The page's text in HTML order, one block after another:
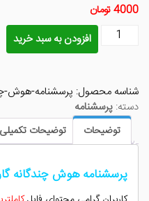
4000 تومان
پرسشنامه
عدد
افزودن به سبد خرید
شناسه محصول: پرسشنامه-هوش-
دسته: پرسشنامه
توضیحات توضیحات تکمیلی
پرسشنامه هوش چندگانه